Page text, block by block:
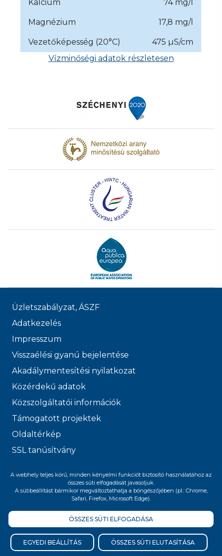
Kalcium 74 mg/l
Magnézium 17,8 mg/l
Vezetőképesség (20°C)
475 µS/cm
Vízminőségi adatok részletesen
Üzletszabályzat, ÁSZF
Adatkezelés
Impresszum
Visszaélési gyanú bejelentése
Akadálymentesítési nyilatkozat
Közérdekű adatok
Közszolgáltatói információk
Támogatott projektek
Oldaltérkép
SSL tanúsítvány
© 2026 FŐVÁROSI
VÍZMŰVEK
Felnőttképzési nyilvántartási szám:
B/2020/005400
A webhely teljes körű, minden kényelmi funkciót biztosító használatához az
összes süti elfogadását javasoljuk.
A sütibeállítást bármikor megváltoztathatja a böngészőjében (pl.: Chrome,
Safari, Firefox, Microsoft Edge).
ÖSSZES SÜTI ELFOGADÁSA
EGYEDI BEÁLLÍTÁS ÖSSZES SÜTI ELUTASÍTÁSA